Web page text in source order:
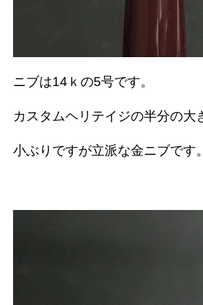
ニブは14ｋの5号です。
カスタムヘリテイジの半分の大
小ぶりですが立派な金ニブです。